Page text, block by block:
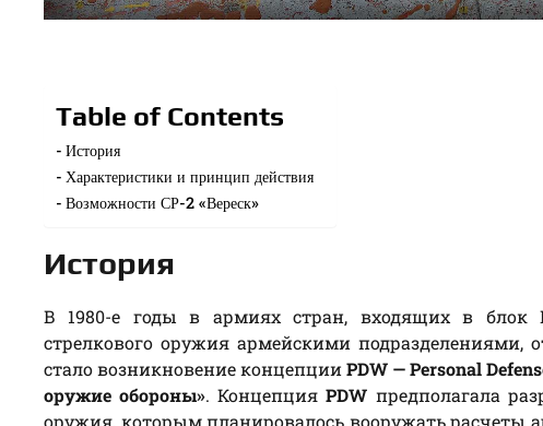
Table of Contents
История
Характеристики и принцип действия
Возможности СР-2 «Вереск»
История
В 1980-е годы в армиях стран, входящих в блок
стрелкового оружия армейскими подразделениями,
стало возникновение концепцииPDW — Personal
оружие обороны». КонцепцияPDW предполагала
оружия, которым планировалось вооружать расчеты